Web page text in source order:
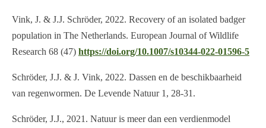
Vink, J. & J.J. Schröder, 2022. Recovery of an isolated badger
population in The Netherlands. European Journal of Wildlife
Research 68 (47) https://doi.org/10.1007/s10344-022-01596-5
Schröder, J.J. & J. Vink, 2022. Dassen en de beschikbaarheid
van regenwormen. De Levende Natuur 1, 28-31.
Schröder, J.J., 2021. Natuur is meer dan een verdienmodel